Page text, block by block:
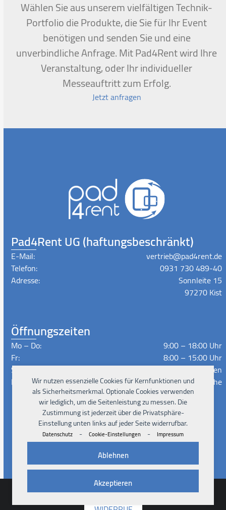
Wir nutzen essenzielle Cookies für Kernfunktionen und
als Sicherheitsmerkmal. Optionale Cookies verwenden
wir lediglich, um die Seitenleistung zu messen. Die
Zustimmung ist jederzeit über die Privatsphäre-
Einstellung unten links auf jeder Seite widerrufbar.
Datenschutz - Cookie-Einstellungen - Impressum
Akzeptieren
Ablehnen
Wählen Sie aus unserem vielfältigen Technik-
Portfolio die Produkte, die Sie für Ihr Event
benötigen und senden Sie und eine
unverbindliche Anfrage. Mit Pad4Rent wird Ihre
Veranstaltung, oder Ihr individueller
Messeauftritt zum Erfolg.
Jetzt anfragen
Pad4Rent UG (haftungsbeschränkt)
E-Mail:
vertrieb@pad4rent.de
Telefon:
0931 730 489-40
Adresse:
Sonnleite 15
97270 Kist
Öffnungszeiten
Mo – Do:
9:00 – 18:00 Uhr
Fr:
8:00 – 15:00 Uhr
Sa – So:
Geschlossen
Lieferzeiten:
Nach Absprache
Instagram
Facebook
XingLinkedIn
YouTube
© 2026Pad4Rent UG
ImpressumDatenschutzAGBCookiesKontakt